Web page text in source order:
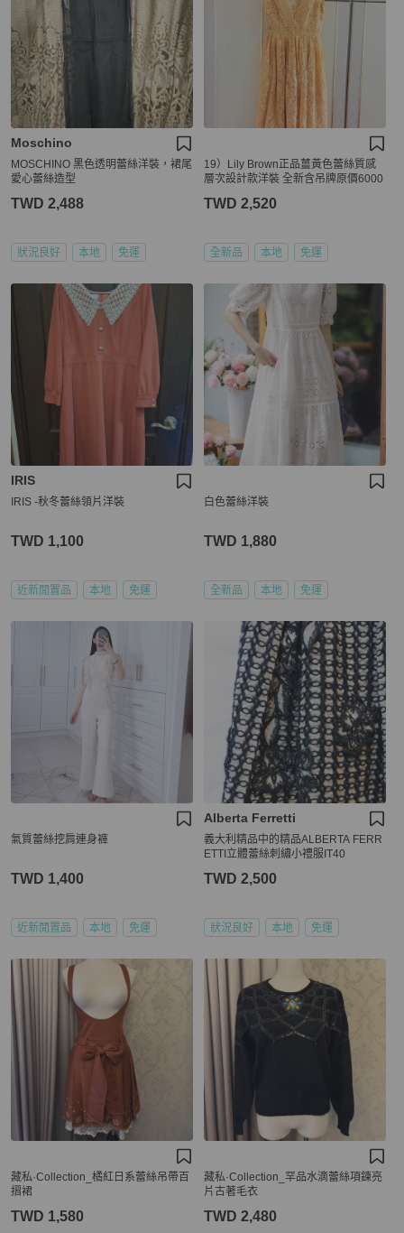
Moschino
MOSCHINO 黑色透明蕾絲洋裝，裙尾
愛心蕾絲造型
TWD 2,488
狀況良好 本地 免運
19）Lily Brown正品薑黃色蕾絲質感
層次設計款洋裝 全新含吊牌原價6000
TWD 2,520
全新品 本地 免運
IRIS
IRIS -秋冬蕾絲領片洋裝
TWD 1,100
近新閒置品 本地 免運
白色蕾絲洋裝
TWD 1,880
全新品 本地 免運
氣質蕾絲挖肩連身褲
TWD 1,400
近新閒置品 本地 免運
Alberta Ferretti
義大利精品中的精品ALBERTA FERR
ETTI立體蕾絲刺繡小禮服IT40
TWD 2,500
狀況良好 本地 免運
藏私·Collection_橘紅日系蕾絲吊帶百
摺裙
TWD 1,580
藏私·Collection_罕品水滴蕾絲項鍊亮
片古著毛衣
TWD 2,480